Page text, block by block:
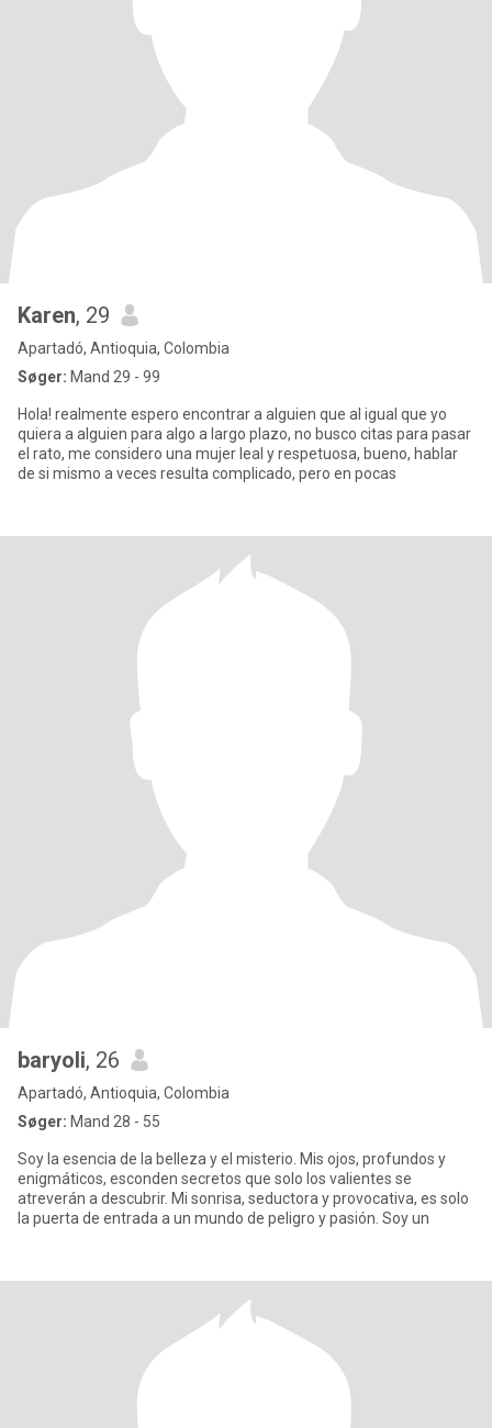
Karen, 29
Apartadó, Antioquia, Colombia
Søger: Mand 29 - 99
Hola! realmente espero encontrar a alguien que al igual que yo
quiera a alguien para algo a largo plazo, no busco citas para pasar
el rato, me considero una mujer leal y respetuosa, bueno, hablar
de si mismo a veces resulta complicado, pero en pocas
baryoli, 26
Apartadó, Antioquia, Colombia
Søger: Mand 28 - 55
Soy la esencia de la belleza y el misterio. Mis ojos, profundos y
enigmáticos, esconden secretos que solo los valientes se
atreverán a descubrir. Mi sonrisa, seductora y provocativa, es solo
la puerta de entrada a un mundo de peligro y pasión. Soy un